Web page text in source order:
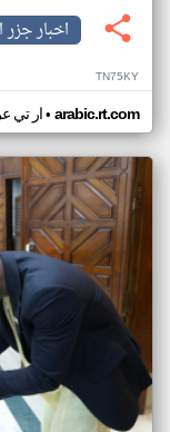
اخبار جزر
TN75KY
ار تي• arabic.rt.com